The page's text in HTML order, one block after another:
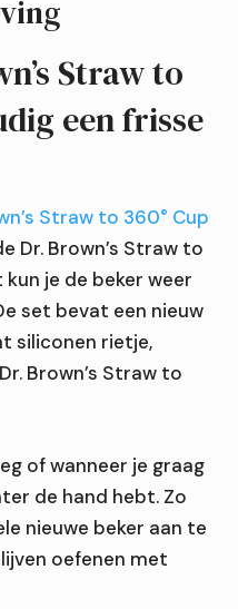
Straw to
een frisse
Straw to 360° Cup
Dr. Brown’s Straw to
je de beker weer
set bevat een nieuw
siliconen rietje,
Brown’s Straw to
of wanneer je graag
de hand hebt. Zo
nieuwe beker aan te
oefenen met